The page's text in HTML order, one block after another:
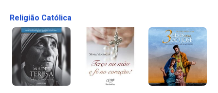
Religião Católica